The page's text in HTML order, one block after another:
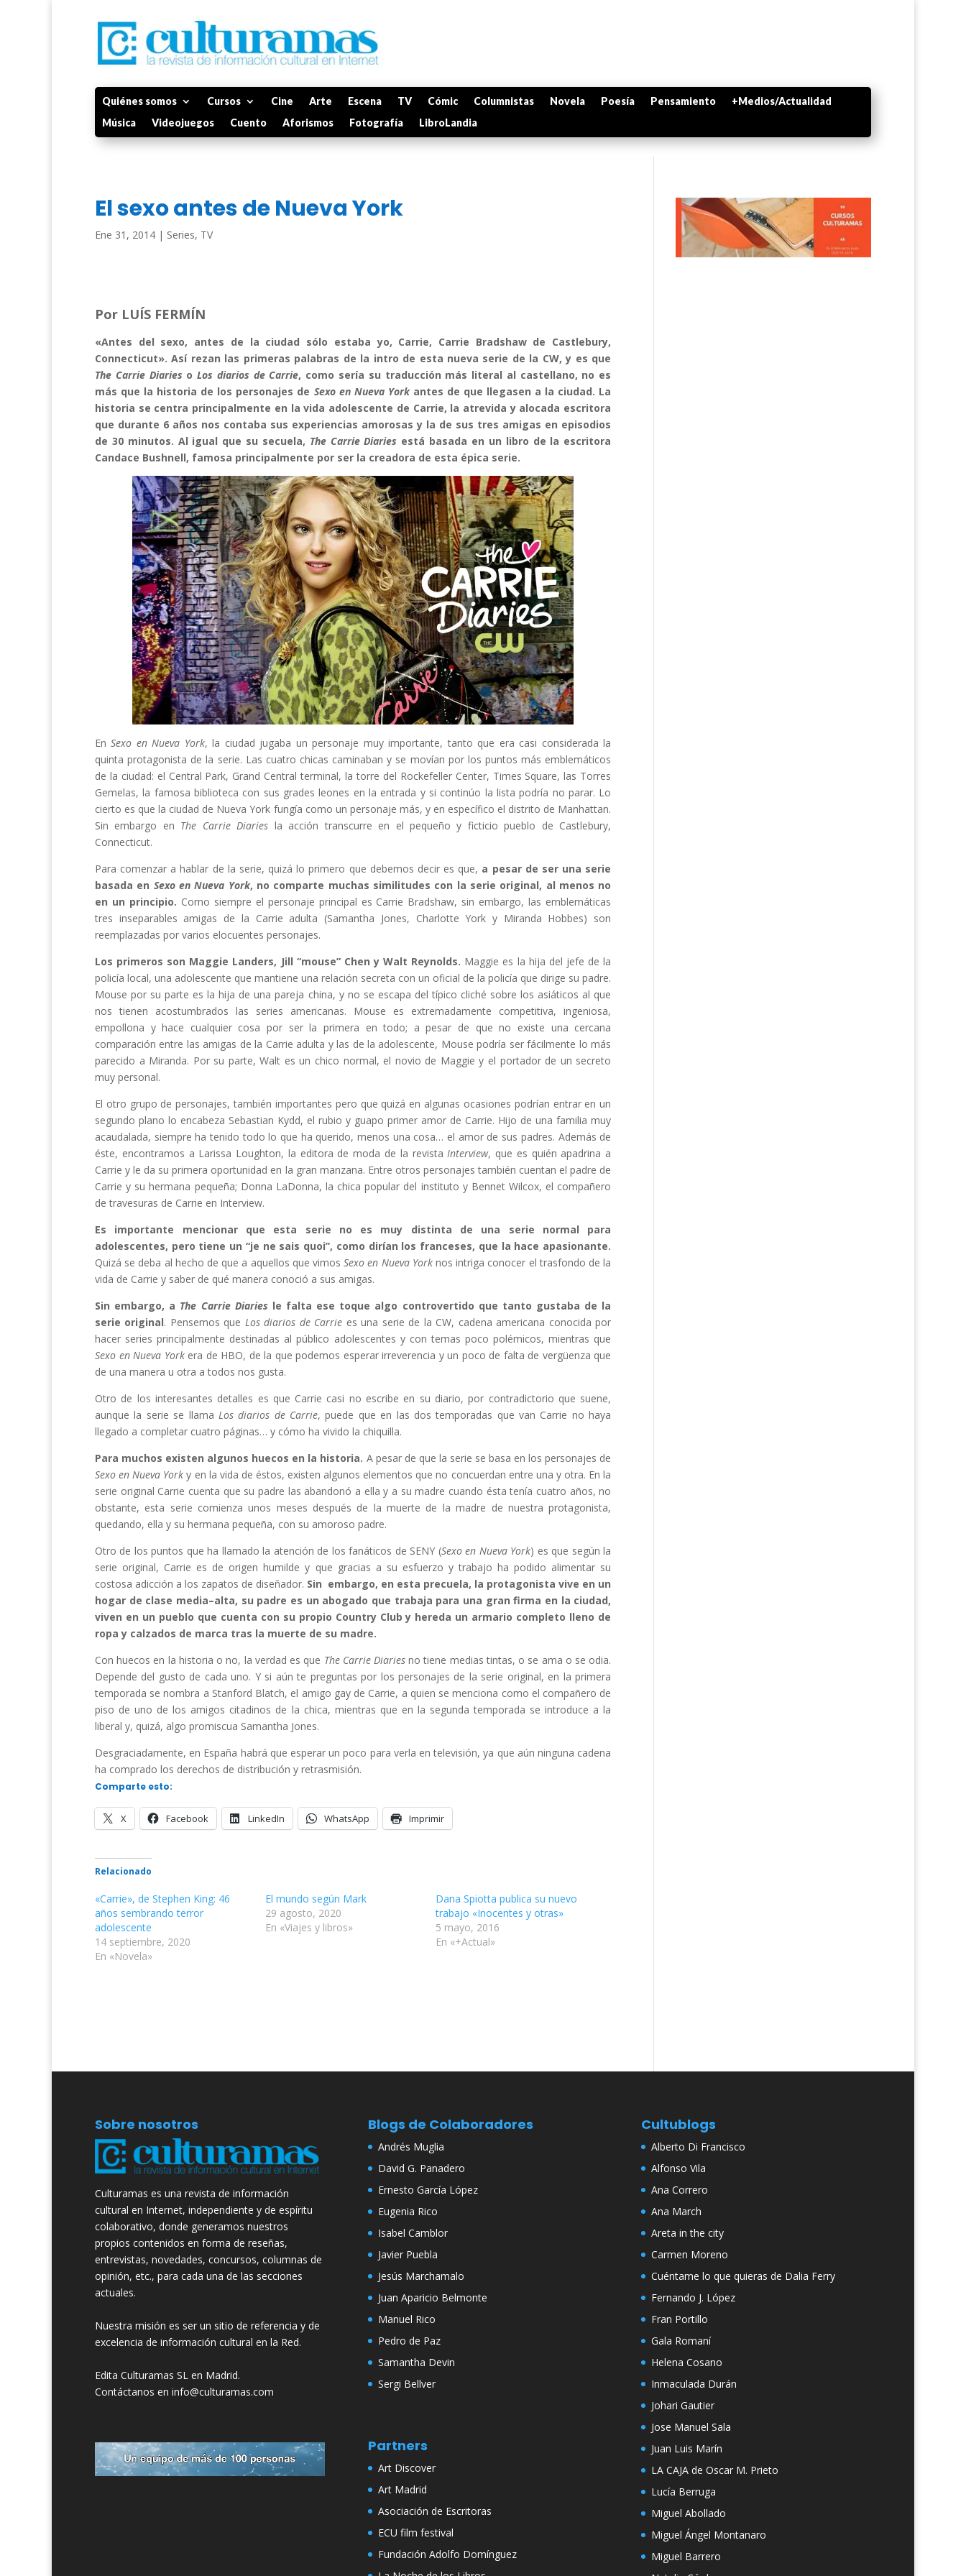
Quiénes somos Cursos Cine Arte Escena TV Cómic Columnistas Novela Poesía Pensamiento
+Medios/Actualidad
Música
Videojuegos Cuento Aforismos Fotografía LibroLandia
El sexo antes de Nueva York
Ene 31, 2014 | Series, TV
Por LUÍS FERMÍN
«Antes del sexo, antes de la ciudad sólo estaba yo, Carrie, Carrie Bradshaw de Castlebury,
Connecticut». Así rezan las primeras palabras de la intro de esta nueva serie de la CW, y es que
The Carrie Diaries oLos diarios de Carrie, como sería su traducción más literal al castellano, no es
más que la historia de los personajes de Sexo en Nueva Yorkantes de que llegasen a la ciudad. La
historia se centra principalmente en la vida adolescente de Carrie, la atrevida y alocada escritora
que durante 6 años nos contaba sus experiencias amorosas y la de sus tres amigas en episodios
de 30 minutos. Al igual que su secuela, The Carrie Diaries está basada en un libro de la escritora
Candace Bushnell, famosa principalmente por ser la creadora de esta épica serie.
EnSexo en Nueva York, la ciudad jugaba un personaje muy importante, tanto que era casi considerada la
quinta protagonista de la serie. Las cuatro chicas caminaban y se movían por los puntos más emblemáticos
de la ciudad: el Central Park, Grand Central terminal, la torre del Rockefeller Center, Times Square, las Torres
Gemelas, la famosa biblioteca con sus grades leones en la entrada y si continúo la lista podría no parar. Lo
cierto es que la ciudad de Nueva York fungía como un personaje más, y en específico el distrito de Manhattan.
Sin embargo en The Carrie Diaries la acción transcurre en el pequeño y ficticio pueblo de Castlebury,
Connecticut.
Para comenzar a hablar de la serie, quizá lo primero que debemos decir es que, a pesar de ser una serie
basada en Sexo en Nueva York, no comparte muchas similitudes con la serie original, al menos no
en un principio. Como siempre el personaje principal es Carrie Bradshaw, sin embargo, las emblemáticas
tres inseparables amigas de la Carrie adulta (Samantha Jones, Charlotte York y Miranda Hobbes) son
reemplazadas por varios elocuentes personajes.
Los primeros son Maggie Landers, Jill “mouse” Chen y Walt Reynolds. Maggie es la hija del jefe de la
policía local, una adolescente que mantiene una relación secreta con un oficial de la policía que dirige su padre.
Mouse por su parte es la hija de una pareja china, y no se escapa del típico cliché sobre los asiáticos al que
nos tienen acostumbrados las series americanas. Mouse es extremadamente competitiva, ingeniosa,
empollona y hace cualquier cosa por ser la primera en todo; a pesar de que no existe una cercana
comparación entre las amigas de la Carrie adulta y las de la adolescente, Mouse podría ser fácilmente lo más
parecido a Miranda. Por su parte, Walt es un chico normal, el novio de Maggie y el portador de un secreto
muy personal.
El otro grupo de personajes, también importantes pero que quizá en algunas ocasiones podrían entrar en un
segundo plano lo encabeza Sebastian Kydd, el rubio y guapo primer amor de Carrie. Hijo de una familia muy
acaudalada, siempre ha tenido todo lo que ha querido, menos una cosa… el amor de sus padres. Además de
éste, encontramos a Larissa Loughton, la editora de moda de la revistaInterview, que es quién apadrina a
Carrie y le da su primera oportunidad en la gran manzana. Entre otros personajes también cuentan el padre de
Carrie y su hermana pequeña; Donna LaDonna, la chica popular del instituto y Bennet Wilcox, el compañero
de travesuras de Carrie en Interview.
Es importante mencionar que esta serie no es muy distinta de una serie normal para
adolescentes, pero tiene un “je ne sais quoi”, como dirían los franceses, que la hace apasionante.
Quizá se deba al hecho de que a aquellos que vimosSexo en Nueva Yorknos intriga conocer el trasfondo de la
vida de Carrie y saber de qué manera conoció a sus amigas.
Sin embargo, a The Carrie Diaries le falta ese toque algo controvertido que tanto gustaba de la
serie original. Pensemos que Los diarios de Carrie es una serie de la CW, cadena americana conocida por
hacer series principalmente destinadas al público adolescentes y con temas poco polémicos, mientras que
Sexo en Nueva Yorkera de HBO, de la que podemos esperar irreverencia y un poco de falta de vergüenza que
de una manera u otra a todos nos gusta.
Otro de los interesantes detalles es que Carrie casi no escribe en su diario, por contradictorio que suene,
aunque la serie se llama Los diarios de Carrie, puede que en las dos temporadas que van Carrie no haya
llegado a completar cuatro páginas… y cómo ha vivido la chiquilla.
Para muchos existen algunos huecos en la historia. A pesar de que la serie se basa en los personajes de
Sexo en Nueva York y en la vida de éstos, existen algunos elementos que no concuerdan entre una y otra. En la
serie original Carrie cuenta que su padre las abandonó a ella y a su madre cuando ésta tenía cuatro años, no
obstante, esta serie comienza unos meses después de la muerte de la madre de nuestra protagonista,
quedando, ella y su hermana pequeña, con su amoroso padre.
Otro de los puntos que ha llamado la atención de los fanáticos de SENY (Sexo en Nueva York) es que según la
serie original, Carrie es de origen humilde y que gracias a su esfuerzo y trabajo ha podido alimentar su
costosa adicción a los zapatos de diseñador. Sin embargo, en esta precuela, la protagonista vive en un
hogar de clase media–alta, su padre es un abogado que trabaja para una gran firma en la ciudad,
viven en un pueblo que cuenta con su propio Country Club y hereda un armario completo lleno de
ropa y calzados de marca tras la muerte de su madre.
Con huecos en la historia o no, la verdad es que The Carrie Diariesno tiene medias tintas, o se ama o se odia.
Depende del gusto de cada uno. Y si aún te preguntas por los personajes de la serie original, en la primera
temporada se nombra a Stanford Blatch, el amigo gay de Carrie, a quien se menciona como el compañero de
piso de uno de los amigos citadinos de la chica, mientras que en la segunda temporada se introduce a la
liberal y, quizá, algo promiscua Samantha Jones.
Desgraciadamente, en España habrá que esperar un poco para verla en televisión, ya que aún ninguna cadena
ha comprado los derechos de distribución y retrasmisión.
Comparte esto:
X Facebook LinkedIn WhatsApp Imprimir
Relacionado
«Carrie», de Stephen King: 46
años sembrando terror
adolescente
14 septiembre, 2020
En «Novela»
El mundo según Mark
29 agosto, 2020
En «Viajes y libros»
Dana Spiotta publica su nuevo
trabajo «Inocentes y otras»
5 mayo, 2016
En «+Actual»
Sobre nosotros
Culturamas es una revista de información
cultural en Internet, independiente y de espíritu
colaborativo, donde generamos nuestros
propios contenidos en forma de reseñas,
entrevistas, novedades, concursos, columnas de
opinión, etc., para cada una de las secciones
actuales.
Nuestra misión es ser un sitio de referencia y de
excelencia de información cultural en la Red.
Edita Culturamas SL en Madrid.
Contáctanos en info@culturamas.com
Blogs de Colaboradores
Andrés Muglia
David G. Panadero
Ernesto García López
Eugenia Rico
Isabel Camblor
Javier Puebla
Jesús Marchamalo
Juan Aparicio Belmonte
Manuel Rico
Pedro de Paz
Samantha Devin
Sergi Bellver
Partners
Art Discover
Art Madrid
Asociación de Escritoras
ECU film festival
Fundación Adolfo Domínguez
Cultublogs
Alberto Di Francisco
Alfonso Vila
Ana Correro
Ana March
Areta in the city
Carmen Moreno
Cuéntame lo que quieras de Dalia Ferry
Fernando J. López
Fran Portillo
Gala Romaní
Helena Cosano
Inmaculada Durán
Johari Gautier
Jose Manuel Sala
Juan Luis Marín
LA CAJA de Oscar M. Prieto
Lucía Berruga
Miguel Abollado
Miguel Ángel Montanaro
Miguel Barrero